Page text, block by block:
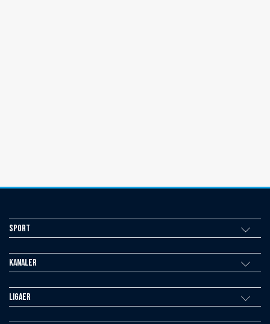
Sport
Kanaler
Ligaer